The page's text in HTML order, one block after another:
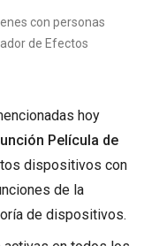
con personas
de Efectos
hoy
Película de
dispositivos con
de la
de dispositivos.